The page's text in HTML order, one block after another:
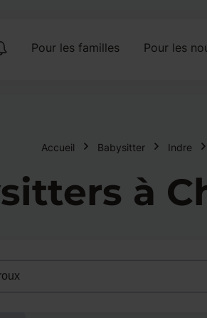
Pour les familles Pour les
Accueil Babysitter Indre
à